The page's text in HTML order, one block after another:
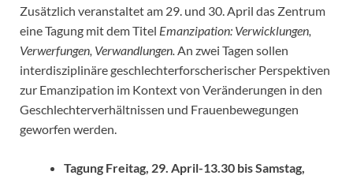
Zusätzlich veranstaltet am 29. und 30. April das Zentrum
eine Tagung mit dem Titel Emanzipation: Verwicklungen,
Verwerfungen, Verwandlungen.An zwei Tagen sollen
interdisziplinäre geschlechterforscherischer Perspektiven
zur Emanzipation im Kontext von Veränderungen in den
Geschlechterverhältnissen und Frauenbewegungen
geworfen werden.
Tagung Freitag, 29. April-13.30 bis Samstag,